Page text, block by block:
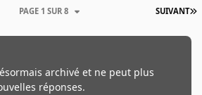
SUIVANT
PAGE 1 SUR 8
archivé et ne peut plus
réponses.